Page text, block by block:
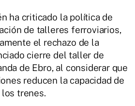
ha criticado la política de
de talleres ferroviarios,
el rechazo de la
cierre del taller de
de Ebro, al considerar que
reducen la capacidad de
trenes.